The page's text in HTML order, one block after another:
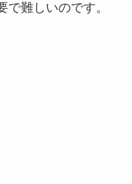
難しいのです。